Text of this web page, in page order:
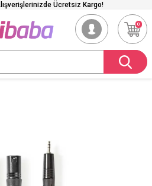
Ücretsiz Kargo!
0